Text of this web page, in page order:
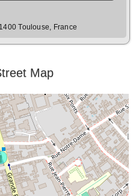
Toulouse, France
Map